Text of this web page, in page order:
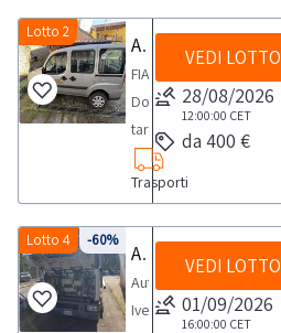
Lotto 2
Autocarro Fiat Doblò
FIAT
Doblò
targata
DC468GB
con
222.000km
circaimmatricolata
il
31.05.2006
Trasporti
VEDI LOTTO
28/08/2026
12:00:00 CET
da 400 €
-60%
Lotto 4
Autocarro Iveco 100 E18
Autocarro
Iveco
VEDI LOTTO
01/09/2026
16:00:00 CET